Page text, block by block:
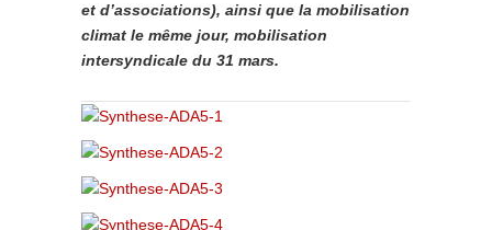
et d’associations), ainsi que la mobilisation
climat le même jour, mobilisation
intersyndicale du 31 mars.